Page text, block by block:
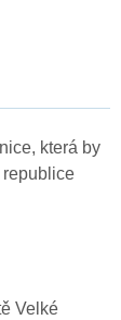
která by
republice
Velké